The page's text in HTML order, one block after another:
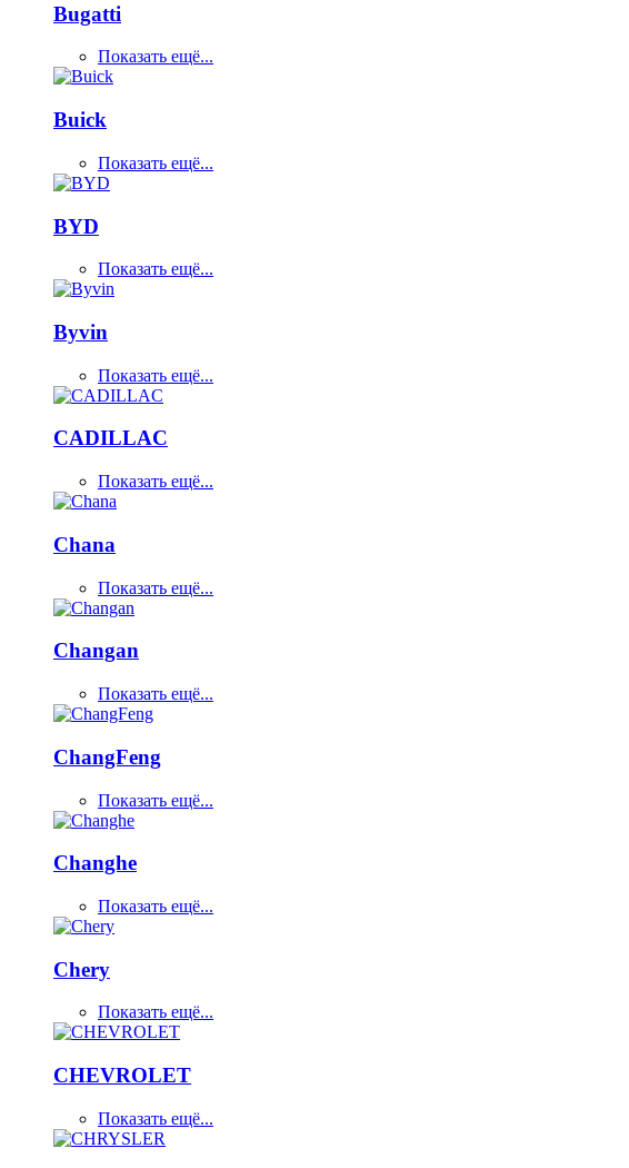
Bugatti
Показать ещё...
Buick
Показать ещё...
BYD
Показать ещё...
Byvin
Показать ещё...
CADILLAC
Показать ещё...
Chana
Показать ещё...
Changan
Показать ещё...
ChangFeng
Показать ещё...
Changhe
Показать ещё...
Chery
Показать ещё...
CHEVROLET
Показать ещё...